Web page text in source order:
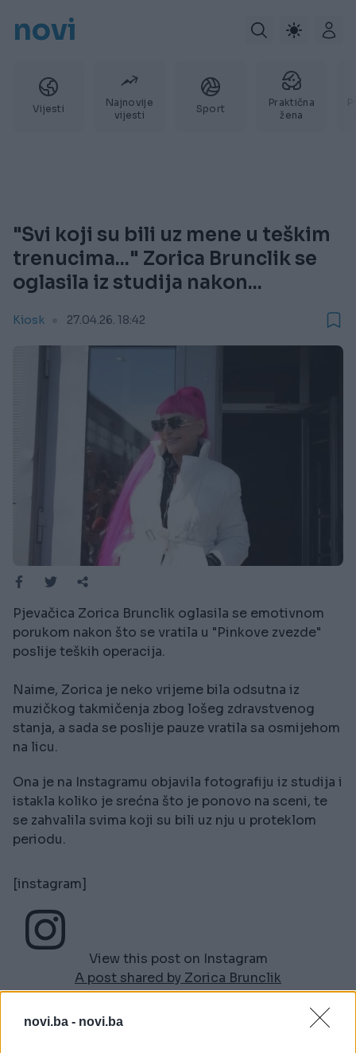
novi.ba - novi.ba
novi
Vijesti
Najnovije
vijesti
Sport
Praktična
žena
"Svi koji su bili uz mene u teškim
trenucima..." Zorica Brunclik se
oglasila iz studija nakon...
Kiosk 27.04.26. 18:42
Pjevačica Zorica Brunclik oglasila se emotivnom
porukom nakon što se vratila u "Pinkove zvezde"
poslije teških operacija.
Naime, Zorica je neko vrijeme bila odsutna iz
muzičkog takmičenja zbog lošeg zdravstvenog
stanja, a sada se poslije pauze vratila sa osmijehom
na licu.
Ona je na Instagramu objavila fotografiju iz studija i
istakla koliko je srećna što je ponovo na sceni, te
se zahvalila svima koji su bili uz nju u proteklom
periodu.
[instagram]
View this post on Instagram
A post shared by Zorica Brunclik
(@zoricabrunclik_official)